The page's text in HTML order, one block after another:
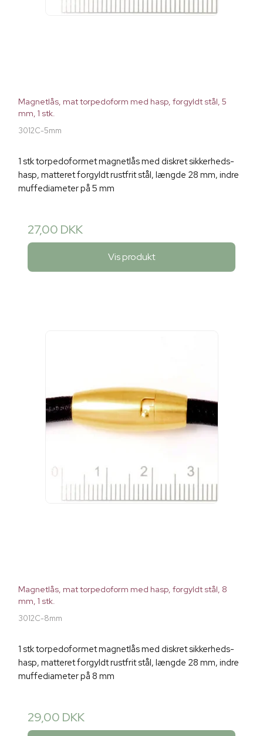
Magnetlås, mat torpedoform med hasp, forgyldt stål, 5
mm, 1 stk.
3012C-5mm
1 stk torpedoformet magnetlås med diskret sikkerheds-
hasp, matteret forgyldt rustfrit stål, længde 28 mm, indre
muffediameter på 5 mm
27,00 DKK
Vis produkt
Magnetlås, mat torpedoform med hasp, forgyldt stål, 8
mm, 1 stk.
3012C-8mm
1 stk torpedoformet magnetlås med diskret sikkerheds-
hasp, matteret forgyldt rustfrit stål, længde 28 mm, indre
muffediameter på 8 mm
29,00 DKK